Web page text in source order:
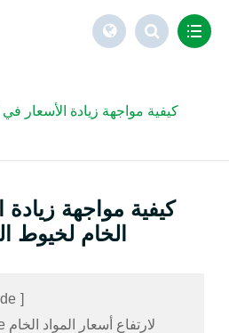
كيفية مواجهة زيادة الأسعار
كيفية مواجهة زيادة
الخام لخيوط
]